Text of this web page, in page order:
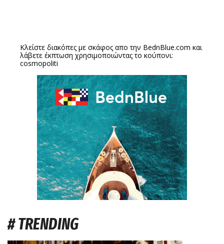
Κλείστε διακόπες με σκάφος απο την BednBlue.com και
λάβετε έκπτωση χρησιμοποιώντας το κούπονι:
cosmopoliti
# TRENDING